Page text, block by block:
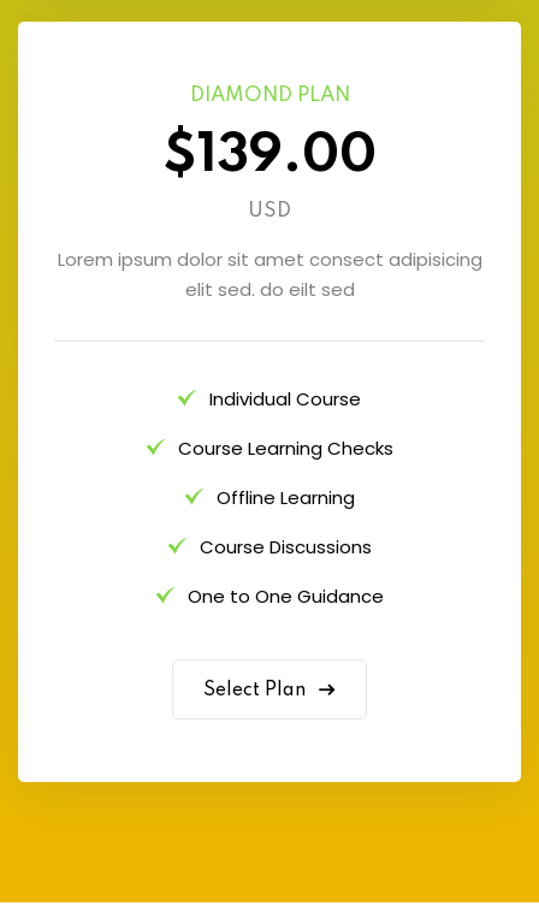
DIAMOND PLAN
$139.00
USD
Lorem ipsum dolor sit amet consect adipisicing
elit sed. do eilt sed
Individual Course
Course Learning Checks
Offline Learning
Course Discussions
One to One Guidance
Select Plan